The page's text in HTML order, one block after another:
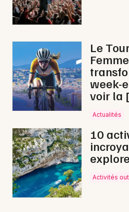
Le
week-
voir la
Actualités
10
Activités